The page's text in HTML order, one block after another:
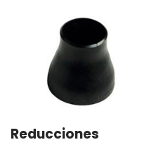
Reducciones